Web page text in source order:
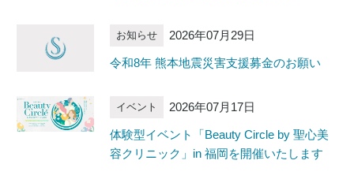
お知らせ 2026年07月29日
令和8年 熊本地震災害支援募金のお願い
イベント 2026年07月17日
体験型イベント「Beauty Circle by 聖心美
容クリニック」in 福岡を開催いたします